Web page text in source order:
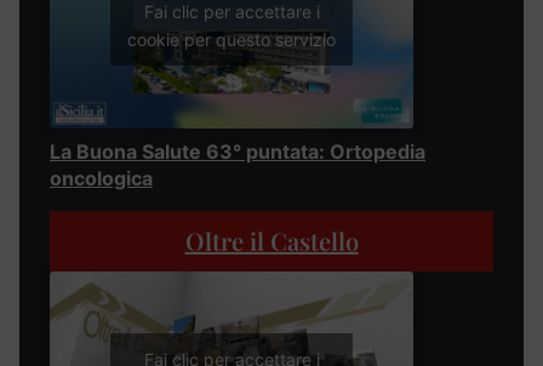
Fai clic per accettare i
cookie per questo servizio
La Buona Salute 63° puntata: Ortopedia
oncologica
Oltre il Castello
Fai clic per accettare i